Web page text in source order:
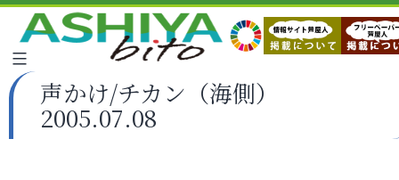
声かけ/チカン（海側）
2005.07.08